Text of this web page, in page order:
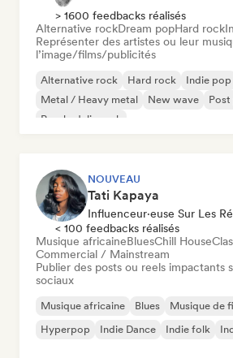
> 1600 feedbacks réalisés
Alternative rockDream popHard rock
Représenter des artistes ou leur
l’image/films/publicités
Alternative rock Hard rock Indie pop
Metal / Heavy metal
New wave
Post
Psychedelic rock
NOUVEAU
Tati Kapaya
Influenceur·euse Sur Les
< 100 feedbacks réalisés
Musique africaineBluesChill House
Commercial / Mainstream
Publier des posts ou reels impactants
sociaux
Musique africaine Blues Musique de
Hyperpop
Indie Dance Indie folk